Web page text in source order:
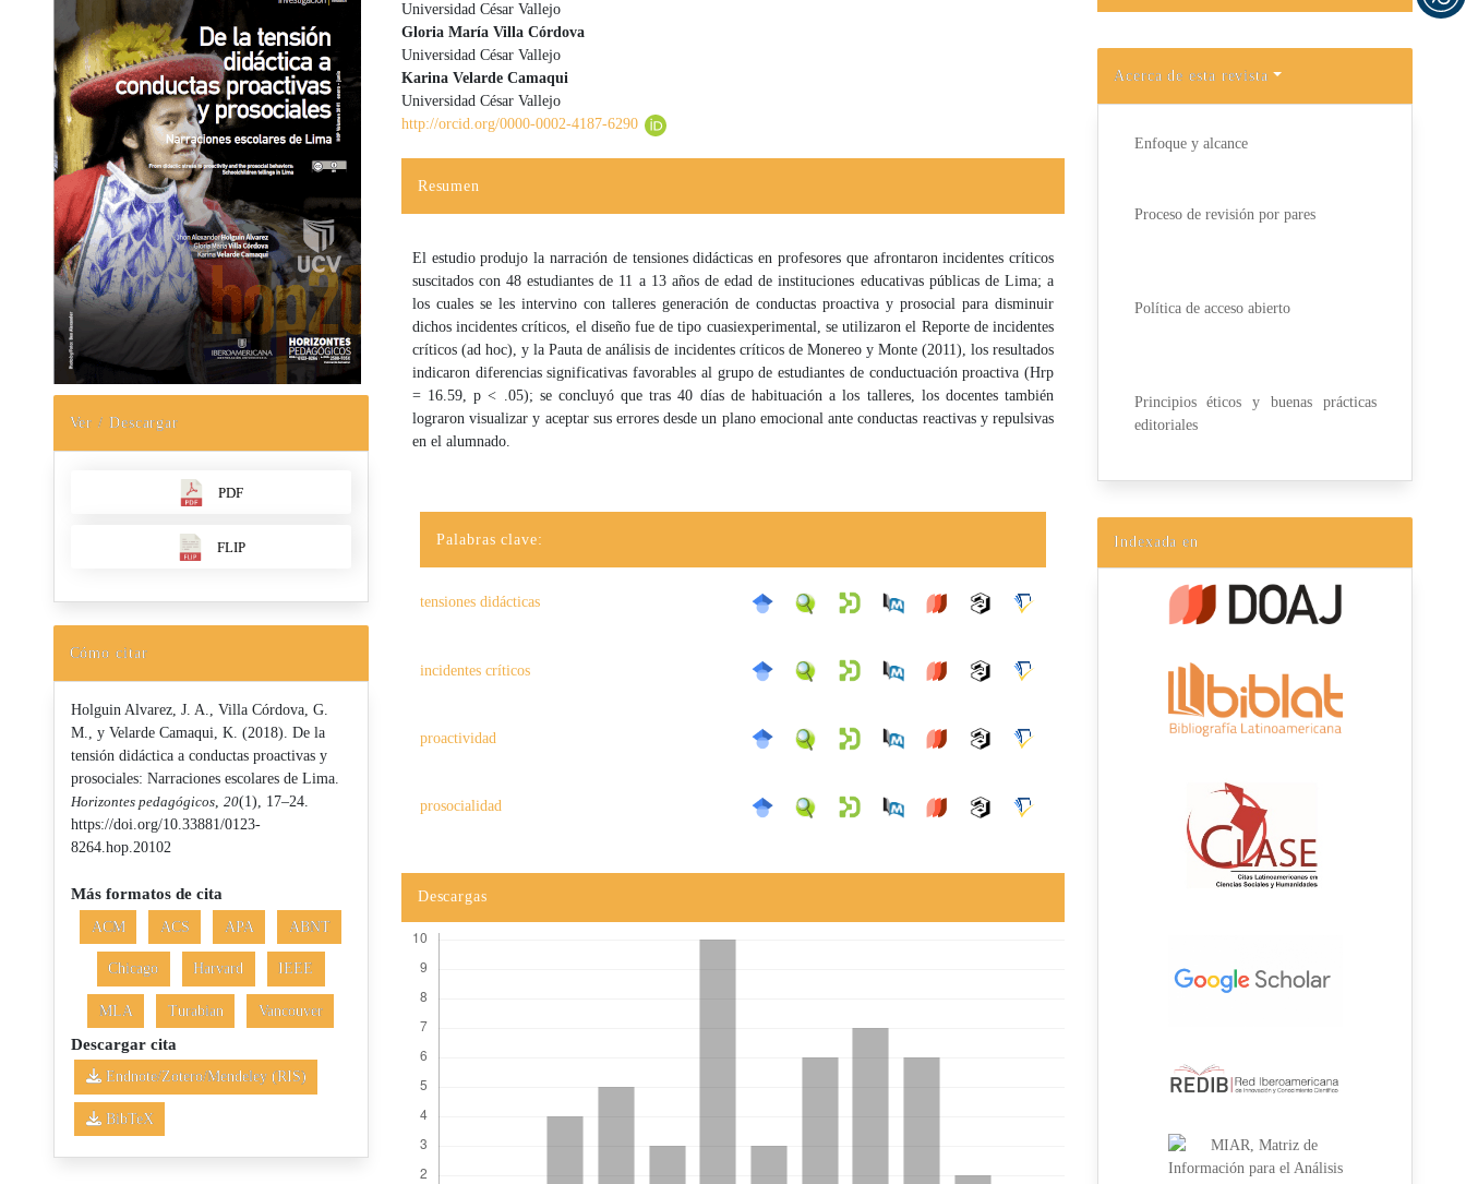
Barra lateral del artículo
Ver / Descargar
PDF
FLIP
Cómo citar
Holguin Alvarez, J. A., Villa Córdova, G.
M., y Velarde Camaqui, K. (2018). De la
tensión didáctica a conductas proactivas y
prosociales: Narraciones escolares de Lima.
Horizontes pedagógicos, 20(1), 17–24.
https://doi.org/10.33881/0123-
8264.hop.20102
Más formatos de cita
ACM ACS APA ABNT
Chicago Harvard IEEE
MLA Turabian Vancouver
Descargar cita
Endnote/Zotero/Mendeley (RIS)
BibTeX
Contenido principal del artículo
Universidad César Vallejo
Gloria María Villa Córdova
Universidad César Vallejo
Karina Velarde Camaqui
Universidad César Vallejo
http://orcid.org/0000-0002-4187-6290
Resumen
El estudio produjo la narración de tensiones didácticas en profesores que afrontaron incidentes críticos
suscitados con 48 estudiantes de 11 a 13 años de edad de instituciones educativas públicas de Lima; a
los cuales se les intervino con talleres generación de conductas proactiva y prosocial para disminuir
dichos incidentes críticos, el diseño fue de tipo cuasiexperimental, se utilizaron el Reporte de incidentes
críticos (ad hoc), y la Pauta de análisis de incidentes críticos de Monereo y Monte (2011), los resultados
indicaron diferencias significativas favorables al grupo de estudiantes de conductuación proactiva (Hrp
= 16.59, p < .05); se concluyó que tras 40 días de habituación a los talleres, los docentes también
lograron visualizar y aceptar sus errores desde un plano emocional ante conductas reactivas y repulsivas
en el alumnado.
Palabras clave:
tensiones didácticas
incidentes críticos
proactividad
prosocialidad
Descargas
Acerca de esta revista
Enfoque y alcance
Proceso de revisión por pares
Política de acceso abierto
Principios éticos y buenas prácticas
editoriales
Indexada en